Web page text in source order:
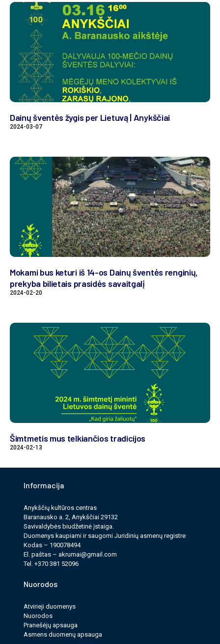
Dainų šventės žygis per Lietuvą | Anykščiai
2024-03-07
Mokami bus keturi iš 14-os Dainų šventės renginių,
prekyba bilietais prasidės savaitgalį
2024-02-20
Šimtmetis mus telkiančios tradicijos
2024-02-13
Informacija
Anykščių kultūros cen­tras
Baranausko a. 2, Anykščiai 29132
Savi­valdy­bės biudžet­inė įstaiga.
Duomenys kau­pi­ami ir saugomi Juri­dinių asmenų reg­istre
Kodas – 190078494
El. paš­tas – akrumai@gmail.com
Tel. +370 381 52096
Nuorodos
Atvirieji duomenys
Nuorodos
Pranešėjų apsauga
Asmens duomenų apsauga